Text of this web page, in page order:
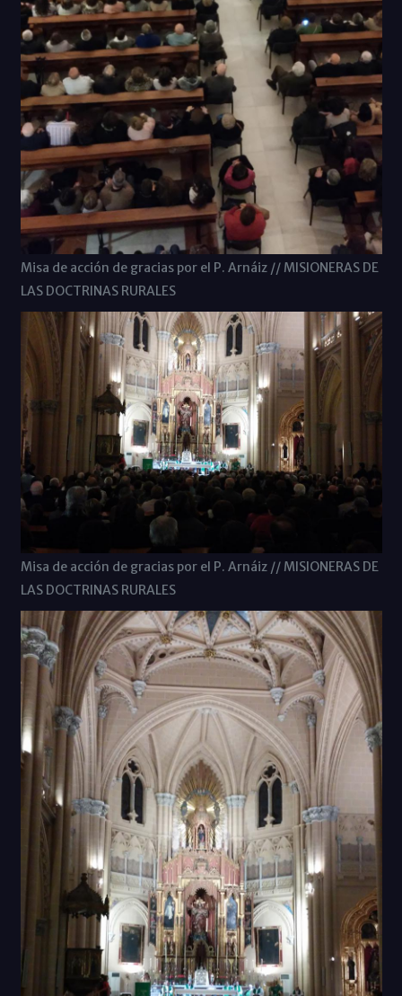
Misa de acción de gracias por el P. Arnáiz // MISIONERAS DE
LAS DOCTRINAS RURALES
Misa de acción de gracias por el P. Arnáiz // MISIONERAS DE
LAS DOCTRINAS RURALES